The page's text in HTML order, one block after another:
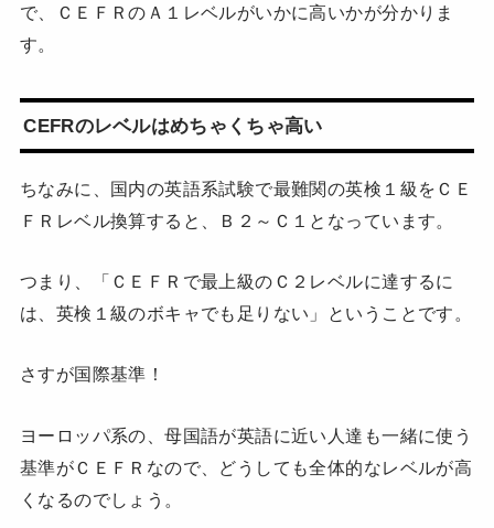
で、ＣＥＦＲのＡ１レベルがいかに高いかが分かりま
す。
CEFRのレベルはめちゃくちゃ高い
ちなみに、国内の英語系試験で最難関の英検１級をＣＥ
ＦＲレベル換算すると、Ｂ２～Ｃ１となっています。
つまり、「ＣＥＦＲで最上級のＣ２レベルに達するに
は、英検１級のボキャでも足りない」ということです。
さすが国際基準！
ヨーロッパ系の、母国語が英語に近い人達も一緒に使う
基準がＣＥＦＲなので、どうしても全体的なレベルが高
くなるのでしょう。